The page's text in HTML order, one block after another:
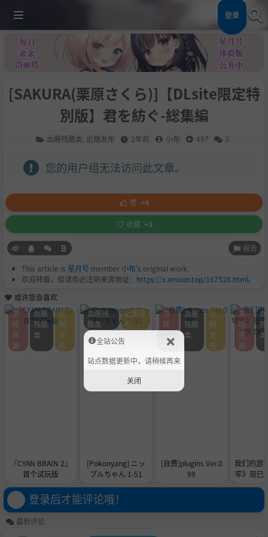
登录
[SAKURA(栗原さくら)]【DLsite限定特
別版】君を紡ぐ-総集編
血腥残酷类 近期发布 2年前 小布 497 3
您的用户组无法访问此文章。
赞 +4
收藏 +3
报告
This article is 星月号 member小布's original work.
欢迎转载，但请务必注明来源地址： https://x.xmoon.top/167528.html。
或许您会喜欢
『CYAN BRAIN 2』
首个试玩版
游
戏
资
源
血腥
残酷
类
近
期
发
布
[Pokonyang] ニッ
プルちゃん 1-51
血腥残
酷类
近期发
布
[自费]plugins Ver.0
99
游
戏
源
血腥
残酷
类
近
期
发
布
我们的游
牢》现已
游
戏
资
源
类
登录后才能评论哦！
最新评论
全站公告
站点数据更新中，请稍候再来
关闭